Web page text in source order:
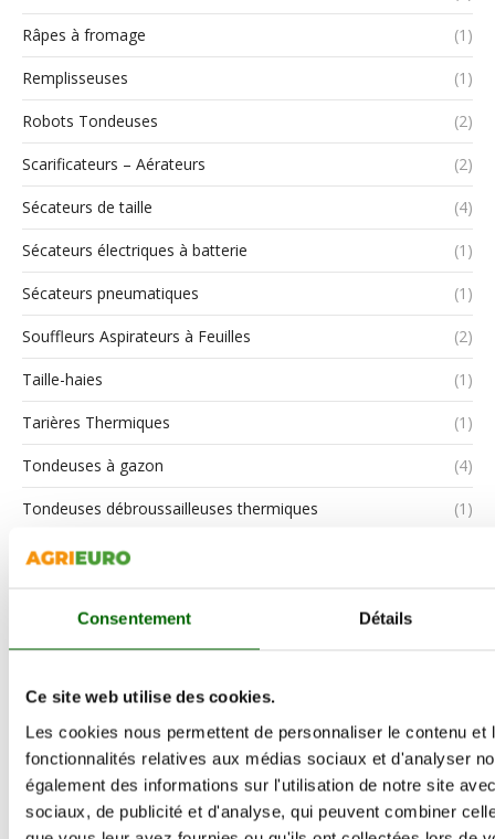
Consentement Détails
Ce site web utilise des cookies.
Les cookies nous permettent de personnaliser le contenu
fonctionnalités relatives aux médias sociaux et d'analyser
également des informations sur l'utilisation de notre site
sociaux, de publicité et d'analyse, qui peuvent combiner
Râpes à fromage (1)
Remplisseuses (1)
Robots Tondeuses (2)
Scarificateurs – Aérateurs (2)
Sécateurs de taille (4)
Sécateurs électriques à batterie (1)
Sécateurs pneumatiques (1)
Souffleurs Aspirateurs à Feuilles (2)
Taille-haies (1)
Tarières Thermiques (1)
Tondeuses à gazon (4)
Tondeuses débroussailleuses thermiques (1)
Tonte et entretien du jardin
Tronçonneuses
Vibroculteurs (1)